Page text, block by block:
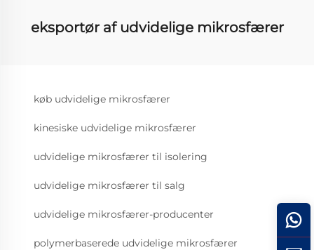
eksportør af udvidelige mikrosfærer
køb udvidelige mikrosfærer
kinesiske udvidelige mikrosfærer
udvidelige mikrosfærer til isolering
udvidelige mikrosfærer til salg
udvidelige mikrosfærer-producenter
polymerbaserede udvidelige mikrosfærer